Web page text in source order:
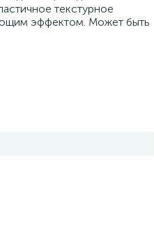
текстурное
эффектом. Может быть